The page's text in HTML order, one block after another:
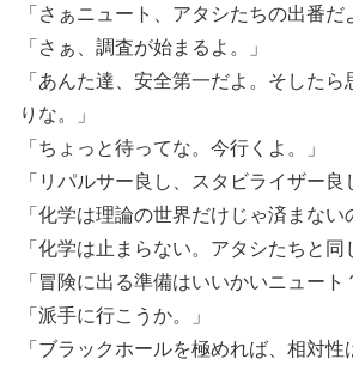
「さぁニュート、アタシたちの出番だ
「さぁ、調査が始まるよ。」
「あんた達、安全第一だよ。そした
りな。」
「ちょっと待ってな。今行くよ。」
「リパルサー良し、スタビライザー
「化学は理論の世界だけじゃ済まない
「化学は止まらない。アタシたちと同
「冒険に出る準備はいいかいニュート
「派手に行こうか。」
「ブラックホールを極めれば、相対